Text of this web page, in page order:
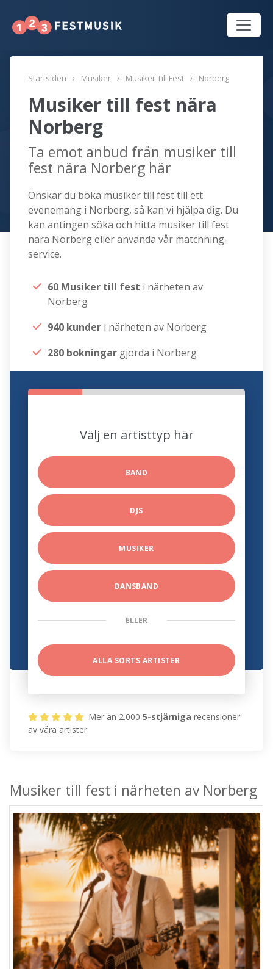
Startsiden Musiker Musiker Till Fest Norberg
Musiker till fest nära
Norberg
Ta emot anbud från musiker till
fest nära Norberg här
Önskar du boka musiker till fest till ett
evenemang i Norberg, så kan vi hjälpa dig. Du
kan antingen söka och hitta musiker till fest
nära Norberg eller använda vår matchning-
service.
60 Musiker till fest i närheten av
Norberg
940 kunder i närheten av Norberg
280 bokningar gjorda i Norberg
Välj en artisttyp här
BAND
DJS
MUSIKER
DANSBAND
ELLER
ALLA SORTS ARTISTER
Mer än 2.0005-stjärniga recensioner
av våra artister
Musiker till fest i närheten av Norberg